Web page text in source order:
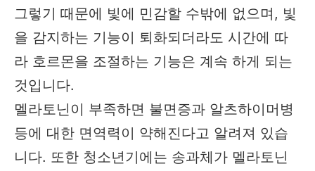
그렇기 때문에 빛에 민감할 수밖에 없으며, 빛
을 감지하는 기능이 퇴화되더라도 시간에 따
라 호르몬을 조절하는 기능은 계속 하게 되는
것입니다.
멜라토닌이 부족하면 불면증과 알츠하이머병
등에 대한 면역력이 약해진다고 알려져 있습
니다. 또한 청소년기에는 송과체가 멜라토닌